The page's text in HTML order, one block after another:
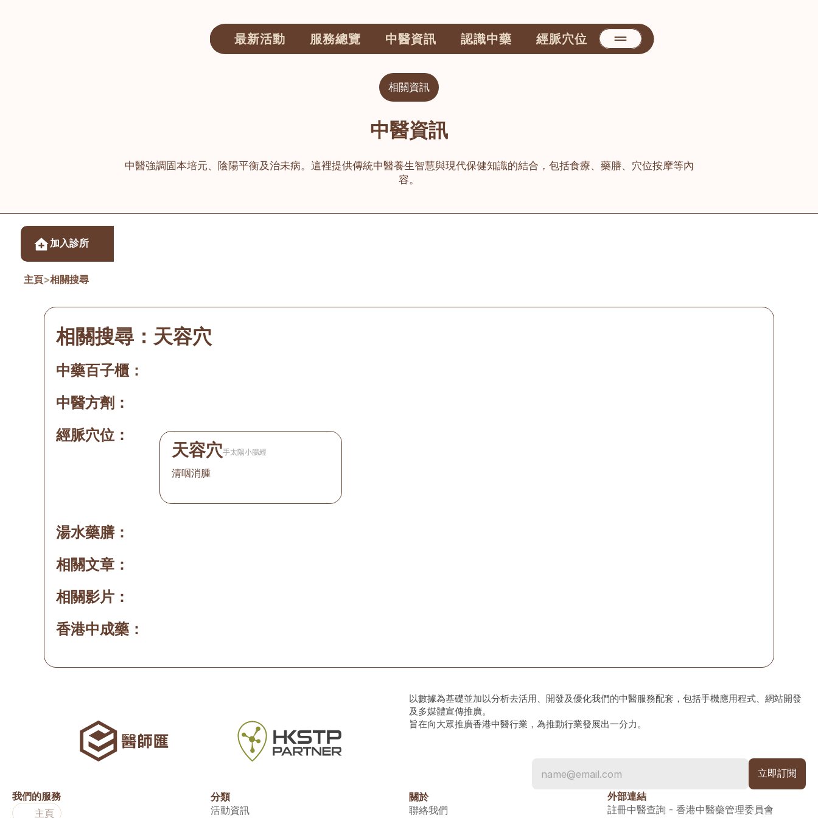
最新活動 服務總覽 中醫資訊 認識中藥 經脈穴位
相關資訊
中醫資訊
中醫強調固本培元、陰陽平衡及治未病。這裡提供傳統中醫養生智慧與現代保健知識的結合，包括食療、藥膳、穴位按摩等內
容。
加入診所
主頁>相關搜尋
相關搜尋： 天容穴
中藥百子櫃：
中醫方劑：
經脈穴位：
天容穴手太陽小腸經
清咽消腫
湯水藥膳：
相關文章：
相關影片：
香港中成藥：
以數據為基礎並加以分析去活用、開發及優化我們的中醫服務配套，包括手機應用程式、網站開發
及多媒體宣傳推廣。
旨在向大眾推廣香港中醫行業，為推動行業發展出一分力。
我們的服務
主頁
分類
活動資訊
關於
聯絡我們
外部連結
註冊中醫查詢 - 香港中醫藥管理委員會